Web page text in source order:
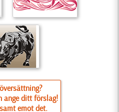
ange ditt förslag!
emot det.